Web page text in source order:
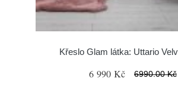
Křeslo Glam látka: Uttario
6 990 Kč 6990.00 Kč